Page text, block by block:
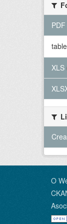
PDF
XLS
O